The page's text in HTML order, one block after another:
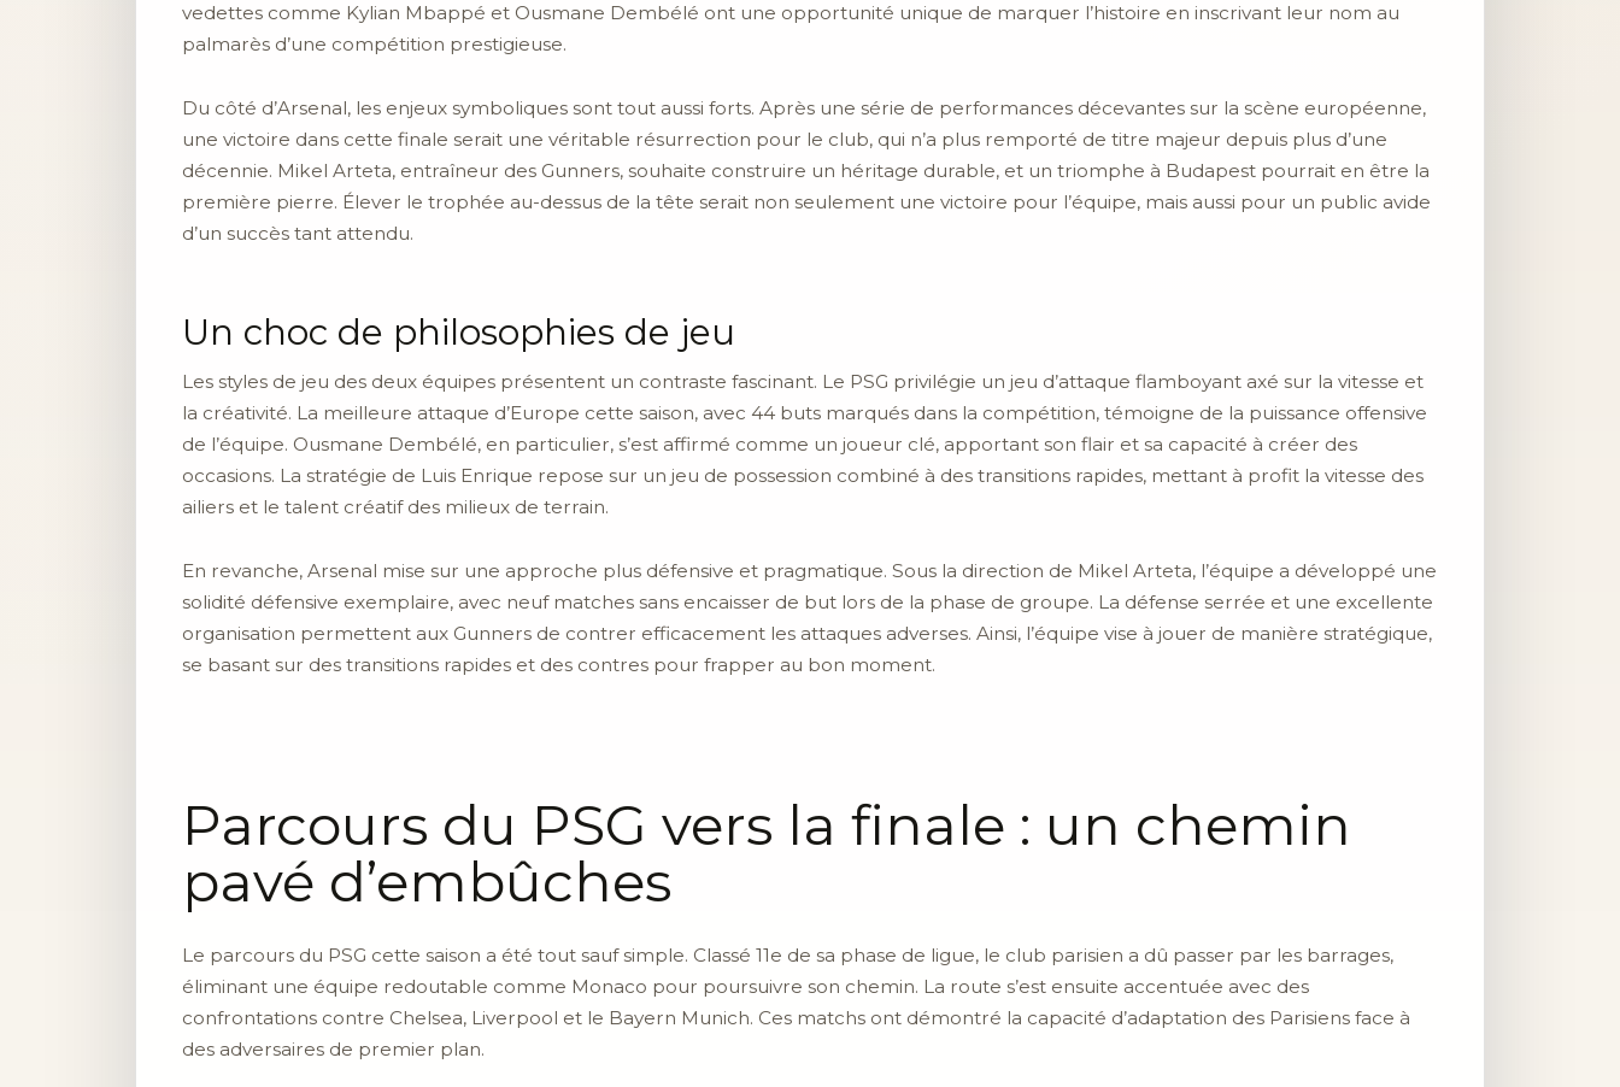
vedettes comme Kylian Mbappé et Ousmane Dembélé ont une opportunité unique de marquer l’histoire en inscrivant leur nom au
palmarès d’une compétition prestigieuse.
Du côté d’Arsenal, les enjeux symboliques sont tout aussi forts. Après une série de performances décevantes sur la scène européenne,
une victoire dans cette finale serait une véritable résurrection pour le club, qui n’a plus remporté de titre majeur depuis plus d’une
décennie. Mikel Arteta, entraîneur des Gunners, souhaite construire un héritage durable, et un triomphe à Budapest pourrait en être la
première pierre. Élever le trophée au-dessus de la tête serait non seulement une victoire pour l’équipe, mais aussi pour un public avide
d’un succès tant attendu.
Un choc de philosophies de jeu
Les styles de jeu des deux équipes présentent un contraste fascinant. Le PSG privilégie un jeu d’attaque flamboyant axé sur la vitesse et
la créativité. La meilleure attaque d’Europe cette saison, avec 44 buts marqués dans la compétition, témoigne de la puissance offensive
de l’équipe. Ousmane Dembélé, en particulier, s’est affirmé comme un joueur clé, apportant son flair et sa capacité à créer des
occasions. La stratégie de Luis Enrique repose sur un jeu de possession combiné à des transitions rapides, mettant à profit la vitesse des
ailiers et le talent créatif des milieux de terrain.
En revanche, Arsenal mise sur une approche plus défensive et pragmatique. Sous la direction de Mikel Arteta, l’équipe a développé une
solidité défensive exemplaire, avec neuf matches sans encaisser de but lors de la phase de groupe. La défense serrée et une excellente
organisation permettent aux Gunners de contrer efficacement les attaques adverses. Ainsi, l’équipe vise à jouer de manière stratégique,
se basant sur des transitions rapides et des contres pour frapper au bon moment.
Parcours du PSG vers la finale : un chemin
pavé d’embûches
Le parcours du PSG cette saison a été tout sauf simple. Classé 11e de sa phase de ligue, le club parisien a dû passer par les barrages,
éliminant une équipe redoutable comme Monaco pour poursuivre son chemin. La route s’est ensuite accentuée avec des
confrontations contre Chelsea, Liverpool et le Bayern Munich. Ces matchs ont démontré la capacité d’adaptation des Parisiens face à
des adversaires de premier plan.